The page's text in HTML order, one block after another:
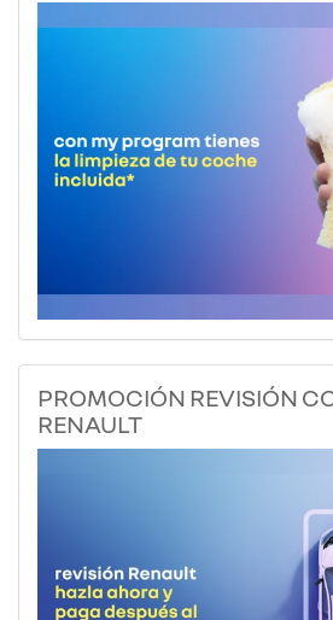
PROMOCIÓN REVISIÓN
RENAULT